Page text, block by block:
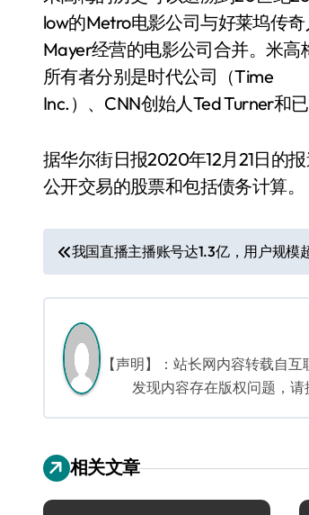
low的Metro电影公司与好莱坞传奇
Mayer经营的电影公司合并。米
所有者分别是时代公司（Time
Inc.）、CNN创始人Ted Turner和
据华尔街日报2020年12月21日的
公开交易的股票和包括债务计算。
文
章
导
航
我国直播主播账号达1.3亿，用户规模
【声明】：站长网内容转载自
发现内容存在版权问题，请
相关文章